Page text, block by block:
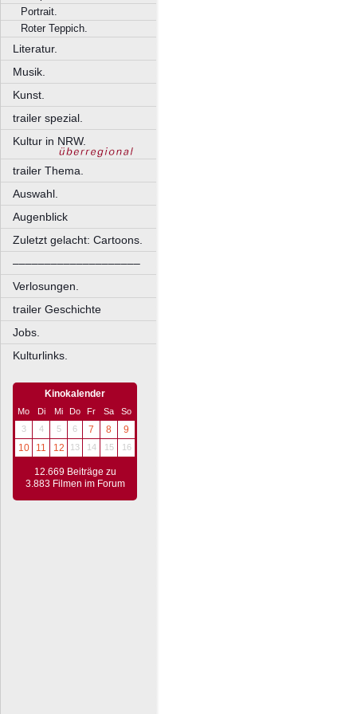
Portrait.
Roter Teppich.
Literatur.
Musik.
Kunst.
trailer spezial.
Kultur in NRW.
trailer Thema.
Auswahl.
Augenblick
Zuletzt gelacht: Cartoons.
––––––––––––––––––––
Verlosungen.
trailer Geschichte
Jobs.
Kulturlinks.
Kinokalender
Mo Di Mi Do Fr Sa
So
3
4 5 6 7 8
9
10
11 12 13 14 15 16
12.669 Beiträge zu
3.883 Filmen im Forum